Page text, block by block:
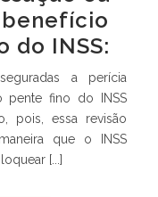
do INSS:
a perícia
pente fino do INSS
pois, essa revisão
que o INSS
[...]